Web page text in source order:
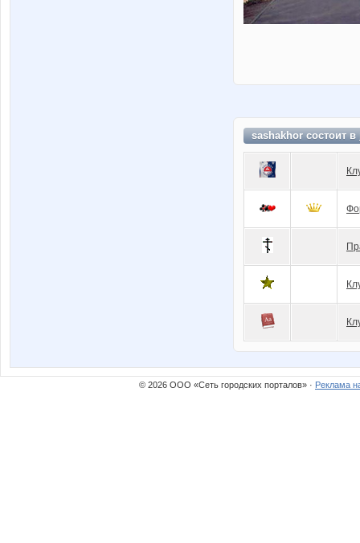
sashakhor состоит в
© 2026 ООО «Сеть городских порталов» · Реклама